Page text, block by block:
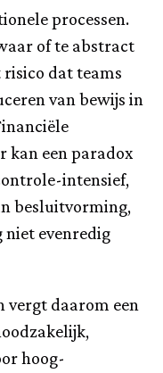
processen.
of te abstract
dat teams
van bewijs in
kan een paradox
intensief,
besluitvorming,
niet evenredig
vergt daarom een
hoog-